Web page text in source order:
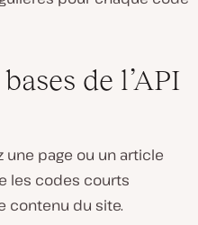
de l’API
une page ou un article
les codes courts
contenu du site.